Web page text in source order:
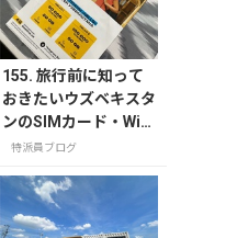
155. 旅行前に知って
おきたいウズベキスタ
ンのSIMカード・Wi-F
iなどインターネット
特派員ブログ